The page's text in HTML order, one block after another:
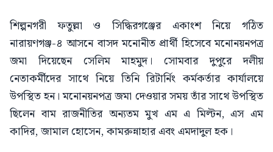
শিল্পনগরী ফতুল্লা ও সিদ্ধিরগঞ্জের একাংশ নিয়ে গঠিত
নারায়ণগঞ্জ-৪ আসনে বাসদ মনোনীত প্রার্থী হিসেবে মনোনয়নপত্র
জমা দিয়েছেন সেলিম মাহমুদ। সোমবার দুপুরে দলীয়
নেতাকর্মীদের সাথে নিয়ে তিনি রিটার্নিং কর্মকর্তার কার্যালয়ে
উপস্থিত হন। মনোনয়নপত্র জমা দেওয়ার সময় তাঁর সাথে উপস্থিত
ছিলেন বাম রাজনীতির অন্যতম মুখ এম এ মিল্টন, এস এম
কাদির, জামাল হোসেন, কামরুন্নাহার এবং এমদাদুল হক।